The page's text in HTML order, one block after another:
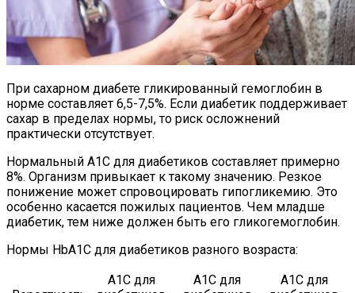
При сахарном диабете гликированный гемоглобин в
норме составляет 6,5-7,5%. Если диабетик поддерживает
сахар в пределах нормы, то риск осложнений
практически отсутствует.
Нормальный А1С для диабетиков составляет примерно
8%. Организм привыкает к такому значению. Резкое
понижение может спровоцировать гипогликемию. Это
особенно касается пожилых пациентов. Чем младше
диабетик, тем ниже должен быть его гликогемоглобин.
Нормы HbА1С для диабетиков разного возраста:
А1С для
А1С для
А1С для